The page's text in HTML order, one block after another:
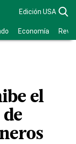
Edición USA
Economía
el